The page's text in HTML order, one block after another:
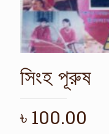
সিংহ পূরুষ
৳ 100.00